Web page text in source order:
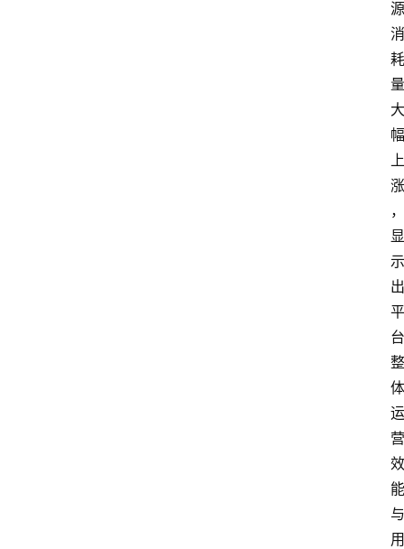
源
消
耗
量
大
幅
上
涨
，
显
示
出
平
台
整
体
运
营
效
能
与
用